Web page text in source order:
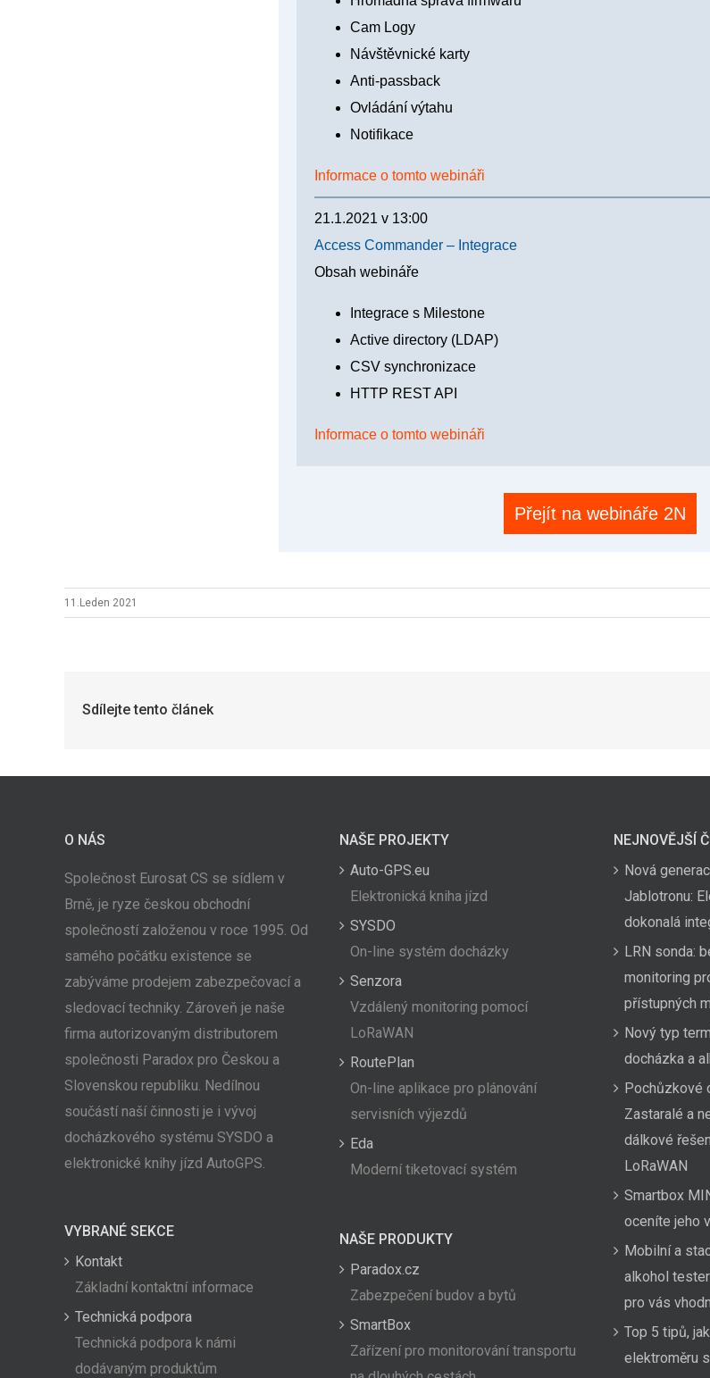
Cam Logy
Návštěvnické karty
Anti-passback
Ovládání výtahu
Notifikace
Informace o tomto webináři
21.1.2021 v 13:00
Access Commander – Integrace
Obsah webináře
Integrace s Milestone
Active directory (LDAP)
CSV synchronizace
HTTP REST API
Informace o tomto webináři
Přejít na webináře 2N
11.Leden 2021
Sdílejte tento článek
O NÁS
Společnost Eurosat CS se sídlem v
Brně, je ryze českou obchodní
společností založenou v roce 1995. Od
samého počátku existence se
zabýváme prodejem zabezpečovací a
sledovací techniky. Zároveň je naše
firma autorizovaným distributorem
společnosti Paradox pro Českou a
Slovenskou republiku. Nedílnou
součástí naší činnosti je i vývoj
docházkového systému SYSDO a
elektronické knihy jízd AutoGPS.
VYBRANÉ SEKCE
Kontakt
Základní kontaktní informace
Technická podpora
Technická podpora k námi
dodávaným produktům
NAŠE PROJEKTY
Auto-GPS.eu
Elektronická kniha jízd
SYSDO
On-line systém docházky
Senzora
Vzdálený monitoring pomocí
LoRaWAN
RoutePlan
On-line aplikace pro plánování
servisních výjezdů
Eda
Moderní tiketovací systém
NAŠE PRODUKTY
Paradox.cz
Zabezpečení budov a bytů
SmartBox
Zařízení pro monitorování transportu
NEJNOVĚJŠÍ
Nová
Jablotronu:
dokonalá
LRN sonda:
monitoring
přístupných
Nový typ
docházka a
Pochůzkové
Zastaralé a
dálkové
LoRaWAN
Smartbox
oceníte jeho
Mobilní a
alkohol
pro vás
Top 5 tipů,
elektroměru